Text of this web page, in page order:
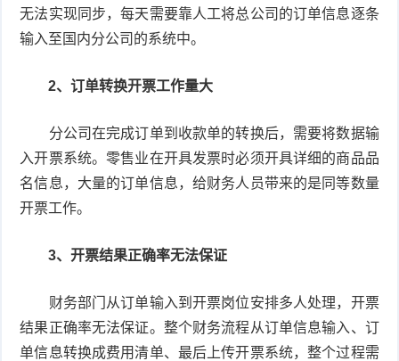
无法实现同步，每天需要靠人工将总公司的订单信息逐条
输入至国内分公司的系统中。
2、订单转换开票工作量大
分公司在完成订单到收款单的转换后，需要将数据输
入开票系统。零售业在开具发票时必须开具详细的商品品
名信息，大量的订单信息，给财务人员带来的是同等数量
开票工作。
3、开票结果正确率无法保证
财务部门从订单输入到开票岗位安排多人处理，开票
结果正确率无法保证。整个财务流程从订单信息输入、订
单信息转换成费用清单、最后上传开票系统，整个过程需